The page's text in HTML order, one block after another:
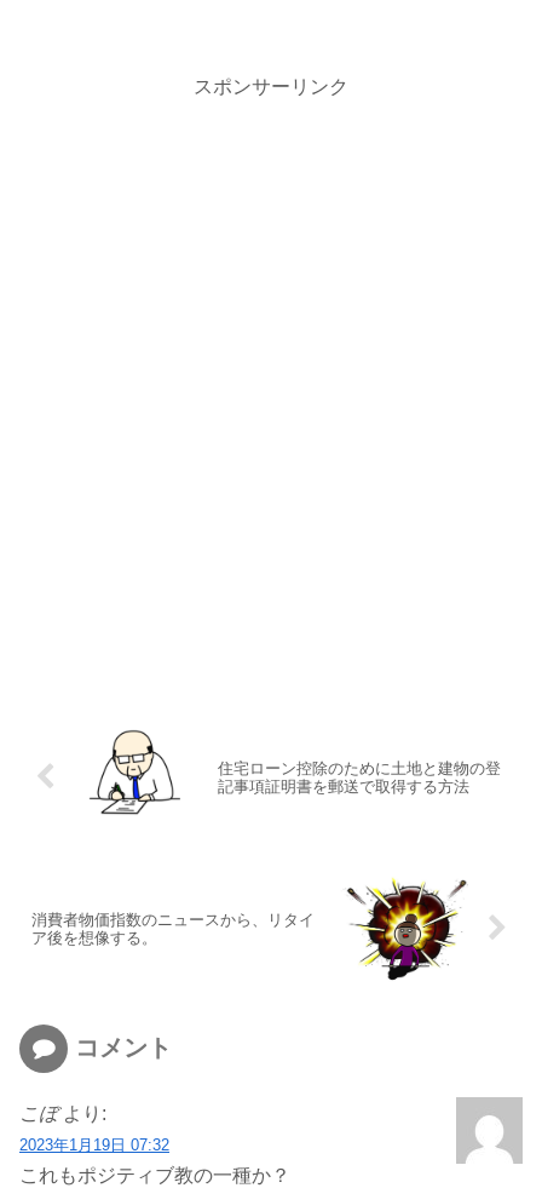
スポンサーリンク
住宅ローン控除のために土地と建物の登
記事項証明書を郵送で取得する方法
消費者物価指数のニュースから、リタイ
ア後を想像する。
コメント
こぼ より:
2023年1月19日 07:32
これもポジティブ教の一種か？